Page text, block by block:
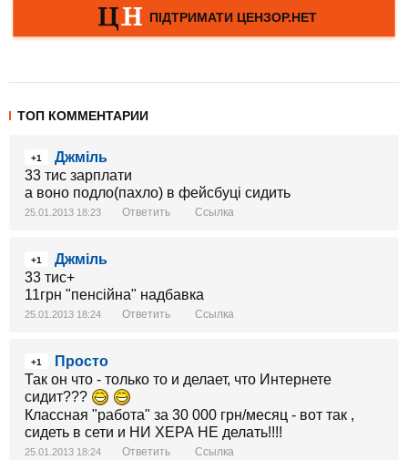
ТОП КОММЕНТАРИИ
+1
Джміль
33 тис зарплати
а воно подло(пахло) в фейсбуці сидить
25.01.2013 18:23 Ответить Ссылка
+1
Джміль
33 тис+
11грн "пенсійна" надбавка
25.01.2013 18:24 Ответить Ссылка
+1
Просто
Так он что - только то и делает, что Интернете
сидит???
Классная "работа" за 30 000 грн/месяц - вот так ,
сидеть в сети и НИ ХЕРА НЕ делать!!!!
25.01.2013 18:24 Ответить Ссылка